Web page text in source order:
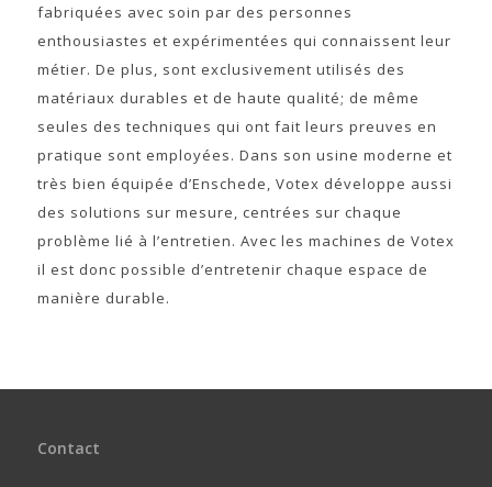
fabriquées avec soin par des personnes
enthousiastes et expérimentées qui connaissent leur
métier. De plus, sont exclusivement utilisés des
matériaux durables et de haute qualité; de même
seules des techniques qui ont fait leurs preuves en
pratique sont employées. Dans son usine moderne et
très bien équipée d’Enschede, Votex développe aussi
des solutions sur mesure, centrées sur chaque
problème lié à l’entretien. Avec les machines de Votex
il est donc possible d’entretenir chaque espace de
manière durable.
Contact